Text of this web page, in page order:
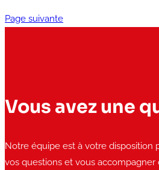
Page suivante
Vous avez une
Notre équipe est à votre disposition
vos questions et vous